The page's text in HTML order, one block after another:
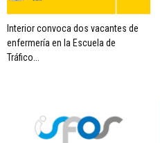
Interior convoca dos vacantes de
enfermería en la Escuela de
Tráfico...